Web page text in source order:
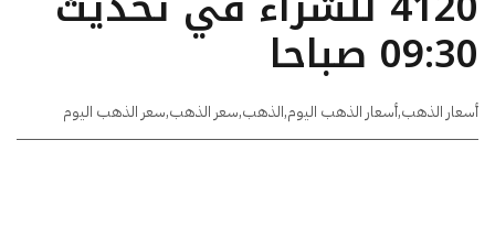
09:30 صباحا
أسعار الذهب,أسعار الذهب اليوم,الذهب,سعر الذهب,سعر الذهب اليوم